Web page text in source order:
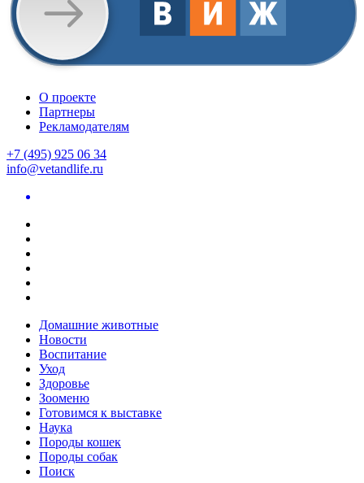
О проекте
Партнеры
Рекламодателям
+7 (495) 925 06 34
info@vetandlife.ru
Домашние животные
Новости
Воспитание
Уход
Здоровье
Зооменю
Готовимся к выставке
Наука
Породы кошек
Породы собак
Поиск